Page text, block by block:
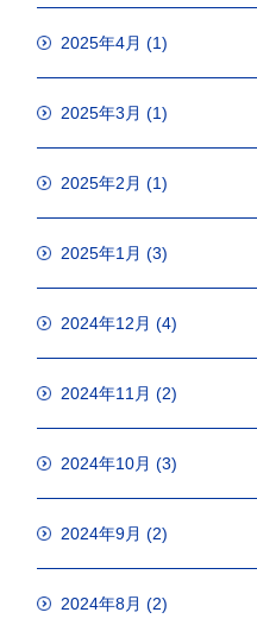
2025年4月 (1)
2025年3月 (1)
2025年2月 (1)
2025年1月 (3)
2024年12月 (4)
2024年11月 (2)
2024年10月 (3)
2024年9月 (2)
2024年8月 (2)